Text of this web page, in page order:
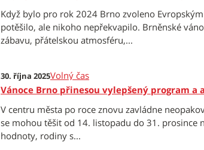
Když bylo pro rok 2024 Brno zvoleno
potěšilo, ale nikoho nepřekvapilo. Brněnské
zábavu, přátelskou atmosféru,...
30. října 2025Volný čas
Vánoce Brno přinesou vylepšený program
V centru města po roce znovu zavládne
se mohou těšit od 14. listopadu do 31. prosince
hodnoty, rodiny s...